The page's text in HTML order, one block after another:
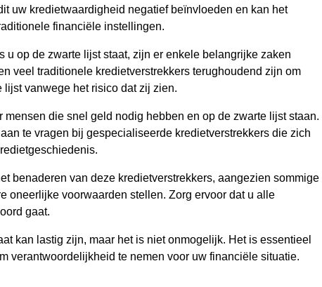
uw kredietwaardigheid negatief beïnvloeden en kan het
financiële instellingen.
op de zwarte lijst staat, zijn er enkele belangrijke zaken
veel traditionele kredietverstrekkers terughoudend zijn om
lijst vanwege het risico dat zij zien.
die snel geld nodig hebben en op de zwarte lijst staan.
te vragen bij gespecialiseerde kredietverstrekkers die zich
benaderen van deze kredietverstrekkers, aangezien sommige
oneerlijke voorwaarden stellen. Zorg ervoor dat u alle
gaat.
kan lastig zijn, maar het is niet onmogelijk. Het is essentieel
verantwoordelijkheid te nemen voor uw financiële situatie.